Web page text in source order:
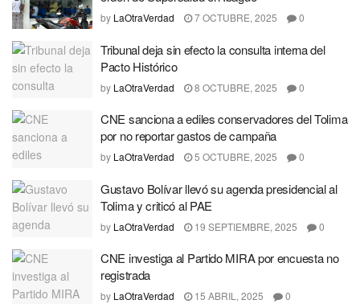
by LaOtraVerdad 7 OCTUBRE, 2025 0
Tribunal deja sin efecto la consulta interna del
Pacto Histórico
by LaOtraVerdad 8 OCTUBRE, 2025 0
CNE sanciona a ediles conservadores del Tolima
por no reportar gastos de campaña
by LaOtraVerdad 5 OCTUBRE, 2025 0
Gustavo Bolívar llevó su agenda presidencial al
Tolima y criticó al PAE
by LaOtraVerdad 19 SEPTIEMBRE, 2025 0
CNE investiga al Partido MIRA por encuesta no
registrada
by LaOtraVerdad 15 ABRIL, 2025 0